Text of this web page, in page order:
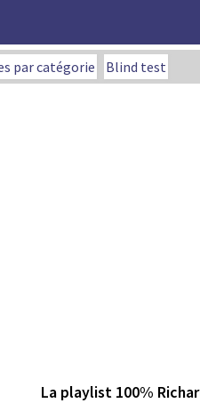
par catégorie Blind test
La playlist 100%